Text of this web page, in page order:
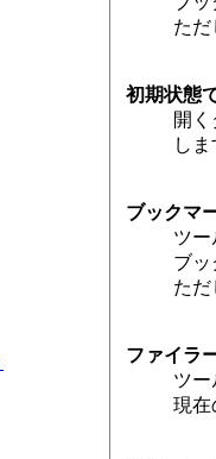
た
初期状態
開
し
ブックマ
ツ
ブッ
た
ファイラ
ツ
現在